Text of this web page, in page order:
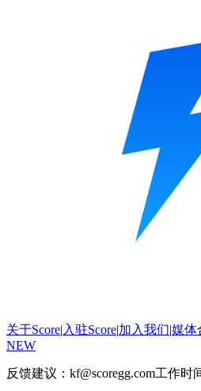
关于Score| 入驻Score|加入我们|媒体
NEW
反馈建议：kf@scoregg.com工作时